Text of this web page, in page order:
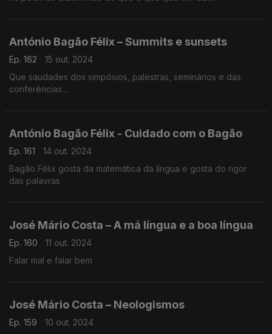
António Bagão Félix – Summits e sunsets
Ep. 162
15 out. 2024
Que saudades dos simpósios, palestras, seminários e das
conferências…
António Bagão Félix - Cuidado com o Bagão
Ep. 161
14 out. 2024
Bagão Félix gosta da matemática da língua e gosta do rigor
das palavras
José Mário Costa – A má língua e a boa língua
Ep. 160
11 out. 2024
Falar mal e falar bem
José Mário Costa – Neologismos
Ep. 159
10 out. 2024